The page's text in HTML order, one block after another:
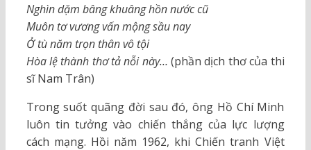
Nghìn dặm bâng khuâng hồn nước cũ
Muôn tơ vương vấn mộng sầu nay
Ở tù năm trọn thân vô tội
Hòa lệ thành thơ tả nỗi này…(phần dịch thơ của thi
sĩ Nam Trân)
Trong suốt quãng đời sau đó, ông Hồ Chí Minh
luôn tin tưởng vào chiến thắng của lực lượng
cách mạng. Hồi năm 1962, khi Chiến tranh Việt